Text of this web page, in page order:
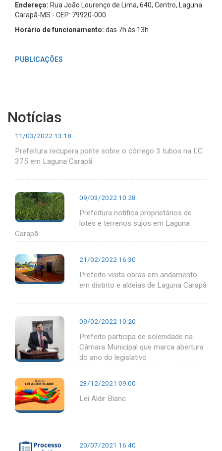
Endereço: Rua João Lourenço de Lima, 640, Centro, Laguna
Carapã-MS - CEP: 79920-000
Horário de funcionamento: das 7h às 13h
PUBLICAÇÕES
Notícias
11/03/2022 13:18
Prefeitura recupera ponte sobre o córrego 3 tubos na LC
375 em Laguna Carapã
09/03/2022 10:28
Prefeitura notifica proprietários de
lotes e terrenos sujos em Laguna
Carapã
21/02/2022 16:30
Prefeito visita obras em andamento
em distrito e aldeias de Laguna Carapã
09/02/2022 10:20
Prefeito participa de solenidade na
Câmara Municipal que marca abertura
do ano do legislativo
23/12/2021 09:00
Lei Aldir Blanc
20/07/2021 16:40